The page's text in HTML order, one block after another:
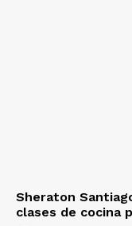
Sheraton
clases de cocina